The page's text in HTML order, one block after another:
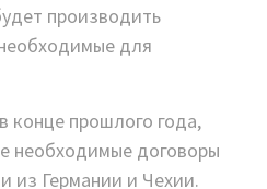
производить
для
конце прошлого года,
необходимые договоры
из Германии и Чехии.